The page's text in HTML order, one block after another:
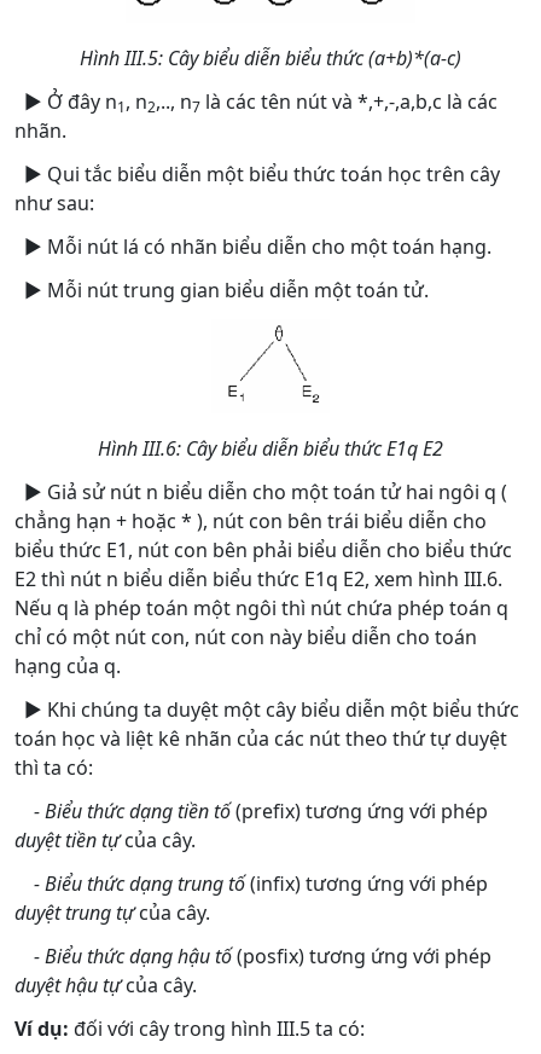
Hình III.5: Cây biểu diễn biểu thức (a+b)*(a-c)
► Ở đây n1, n2,.., n7 là các tên nút và *,+,-,a,b,c là các
nhãn.
► Qui tắc biểu diễn một biểu thức toán học trên cây
như sau:
► Mỗi nút lá có nhãn biểu diễn cho một toán hạng.
► Mỗi nút trung gian biểu diễn một toán tử.
Hình III.6: Cây biểu diễn biểu thức E1q E2
► Giả sử nút n biểu diễn cho một toán tử hai ngôi q (
chẳng hạn + hoặc * ), nút con bên trái biểu diễn cho
biểu thức E1, nút con bên phải biểu diễn cho biểu thức
E2 thì nút n biểu diễn biểu thức E1q E2, xem hình III.6.
Nếu q là phép toán một ngôi thì nút chứa phép toán q
chỉ có một nút con, nút con này biểu diễn cho toán
hạng của q.
► Khi chúng ta duyệt một cây biểu diễn một biểu thức
toán học và liệt kê nhãn của các nút theo thứ tự duyệt
thì ta có:
- Biểu thức dạng tiền tố(prefix) tương ứng với phép
duyệt tiền tựcủa cây.
- Biểu thức dạng trung tố(infix) tương ứng với phép
duyệt trung tựcủa cây.
- Biểu thức dạng hậu tố(posfix) tương ứng với phép
duyệt hậu tựcủa cây.
Ví dụ: đối với cây trong hình III.5 ta có: